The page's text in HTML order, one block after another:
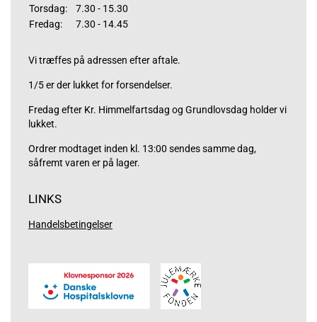
Torsdag:
7.30 - 15.30
Fredag:
7.30 - 14.45
Vi træffes på adressen efter aftale.
1/5 er der lukket for forsendelser.
Fredag efter Kr. Himmelfartsdag og Grundlovsdag holder vi
lukket.
Ordrer modtaget inden kl. 13:00 sendes samme dag,
såfremt varen er på lager.
LINKS
Handelsbetingelser